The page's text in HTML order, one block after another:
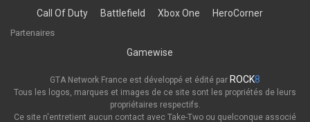
Call Of Duty
Battlefield Xbox One HeroCorner
Partenaires
Gamewise
GTA Network France est développé et édité par ROCK8
Tous les logos, marques et images de ce site sont les propriétés de leurs
propriétaires respectifs.
Ce site n'entretient aucun contact avec Take-Two ou quelconque associé